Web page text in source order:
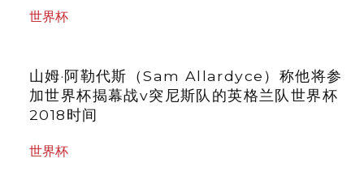
世界杯
山姆·阿勒代斯（Sam Allardyce）称他将参
加世界杯揭幕战v突尼斯队的英格兰队世界杯
2018时间
世界杯